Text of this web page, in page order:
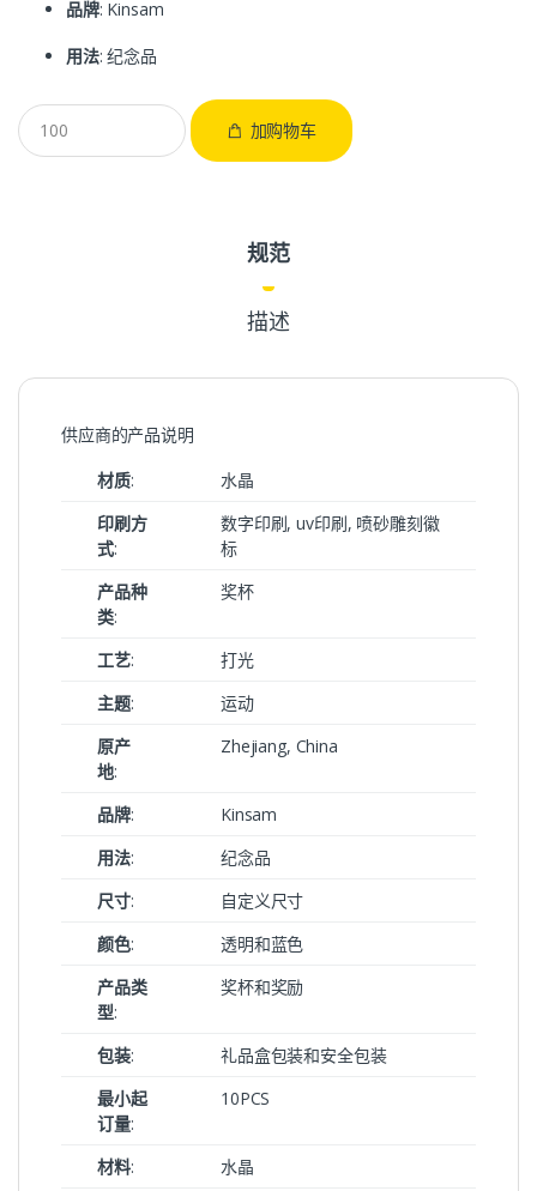
品牌: Kinsam
用法: 纪念品
加购物车
规范
描述
供应商的产品说明
材质:
水晶
印刷方
式:
数字印刷, uv印刷, 喷砂雕刻徽
标
产品种
类:
奖杯
工艺:
打光
主题:
运动
原产
地:
Zhejiang, China
品牌:
Kinsam
用法:
纪念品
尺寸:
自定义尺寸
颜色:
透明和蓝色
产品类
型:
奖杯和奖励
包装:
礼品盒包装和安全包装
最小起
订量:
10PCS
材料: 水晶